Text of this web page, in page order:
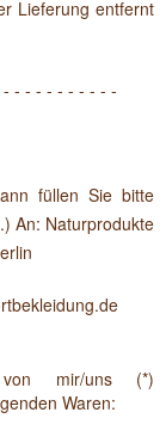
Lieferung entfernt
- - - - - - - - - -
füllen Sie bitte
An: Naturprodukte
mir/uns (*)
Waren: